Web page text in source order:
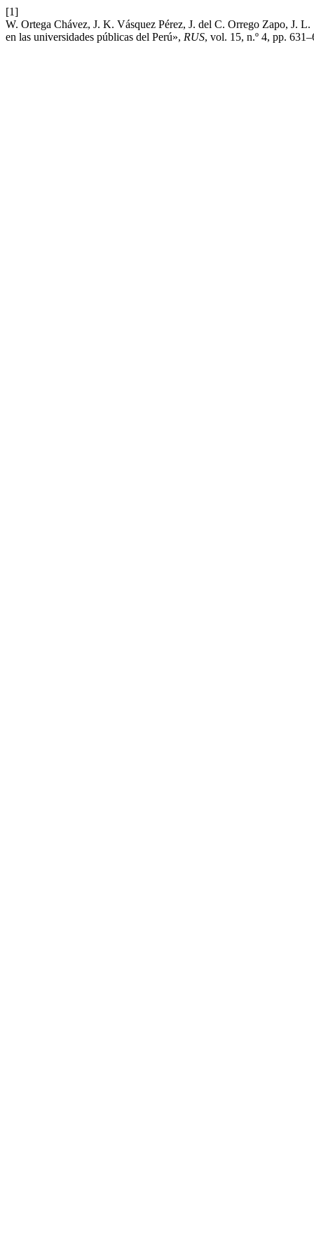
[1]
W. Ortega Chávez, J. K. Vásquez Pérez, J. del C. Orrego Zapo, J.
en las universidades públicas del Perú», RUS, vol. 15, n.º 4, pp.